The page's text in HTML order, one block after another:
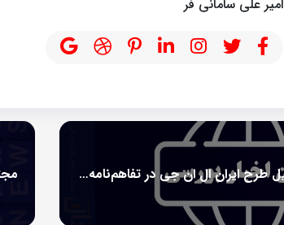
امیر علی سامانی فر
جزئیات پروژه تکمیل طرح ایران ال ان جی در تفاهم‌نامه سه‌جانبه شرکت مهندسی و ساختمان صنایع نفت مشخص می‌شود